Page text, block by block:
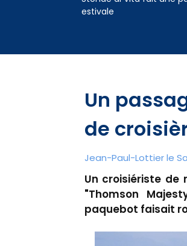
estivale
Un
de
Jean-Paul-Lottier le
Un croisiériste
"Thomson
paquebot faisait